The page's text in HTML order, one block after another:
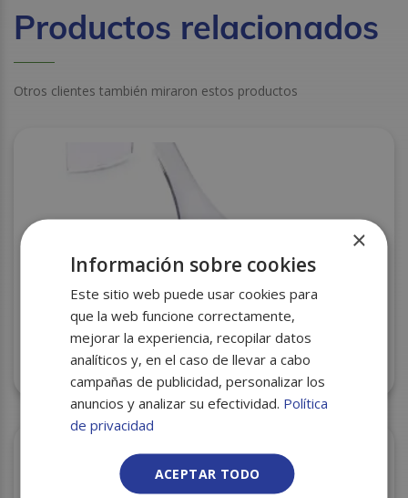
Productos relacionados
Otros clientes también miraron estos productos
CUCHARA CATERING DEGUSTACION DS02 8CC
50UDS C/20
×
Información sobre cookies
Este sitio web puede usar cookies para
que la web funcione correctamente,
mejorar la experiencia, recopilar datos
analíticos y, en el caso de llevar a cabo
campañas de publicidad, personalizar los
anuncios y analizar su efectividad. Política
de privacidad
ACEPTAR TODO